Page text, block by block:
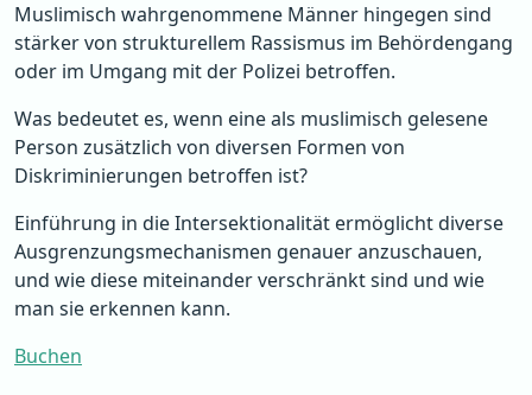
Muslimisch wahrgenommene Männer hingegen sind
stärker von strukturellem Rassismus im Behördengang
oder im Umgang mit der Polizei betroffen.
Was bedeutet es, wenn eine als muslimisch gelesene
Person zusätzlich von diversen Formen von
Diskriminierungen betroffen ist?
Einführung in die Intersektionalität ermöglicht diverse
Ausgrenzungsmechanismen genauer anzuschauen,
und wie diese miteinander verschränkt sind und wie
man sie erkennen kann.
Buchen